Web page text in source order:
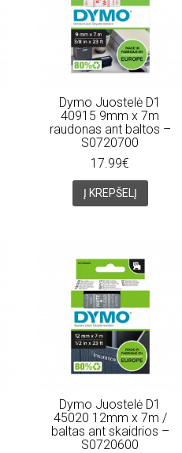
Dymo Juostelė D1
40915 9mm x 7m
raudonas ant baltos –
S0720700
17.99€
Į KREPŠELĮ
Dymo Juostelė D1
45020 12mm x 7m /
baltas ant skaidrios –
S0720600